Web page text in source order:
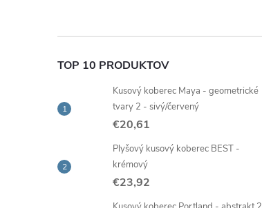
TOP 10 PRODUKTOV
Kusový koberec Maya - geometrické
tvary 2 - sivý/červený
€20,61
Plyšový kusový koberec BEST -
krémový
€23,92
Kusový koberec Maya -
abstrakt 3 - sivý/červený
od€18,96
Skladom -
rýchla expedícia